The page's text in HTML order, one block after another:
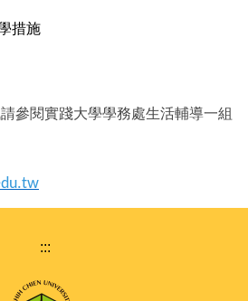
措施
參閱實踐大學學務處生活輔導一組
:::